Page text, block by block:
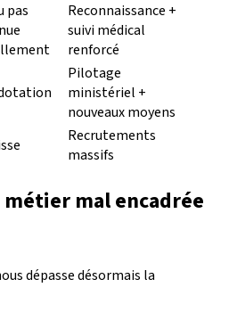
pas
Reconnaissance +
suivi médical
renforcé
Pilotage
ministériel +
nouveaux moyens
Recrutements
massifs
mal encadrée
dépasse désormais la